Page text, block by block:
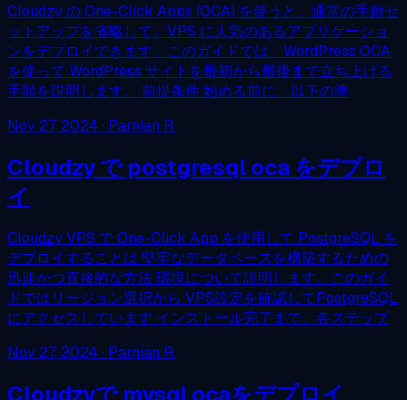
Cloudzy の One-Click Apps (OCA) を使うと、通常の手動セ
ットアップを省略して、VPS に人気のあるアプリケーショ
ンをデプロイできます。このガイドでは、WordPress OCA
を使って WordPress サイトを最初から最後まで立ち上げる
手順を説明します。 前提条件 始める前に、以下の準
Nov 27, 2024 · Parnian R.
Cloudzy で postgresql oca をデプロ
イ
Cloudzy VPS で One-Click App を使用して PostgreSQL を
デプロイすることは 堅牢なデータベースを構築するための
迅速かつ直接的な方法 環境について説明します。このガイ
ドではリージョン選択から VPS設定を確認してPostgreSQL
にアクセスしています インストール完了まで、各ステップ
Nov 27, 2024 · Parnian R.